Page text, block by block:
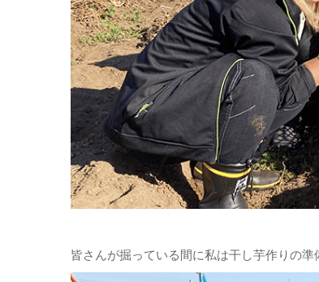
皆さんが掘っている間に私は干し芋作りの準